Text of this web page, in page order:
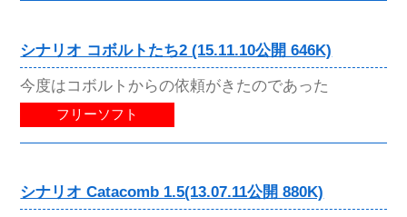
シナリオ コボルトたち2 (15.11.10公開 646K)
今度はコボルトからの依頼がきたのであった
フリーソフト
シナリオ Catacomb 1.5(13.07.11公開 880K)